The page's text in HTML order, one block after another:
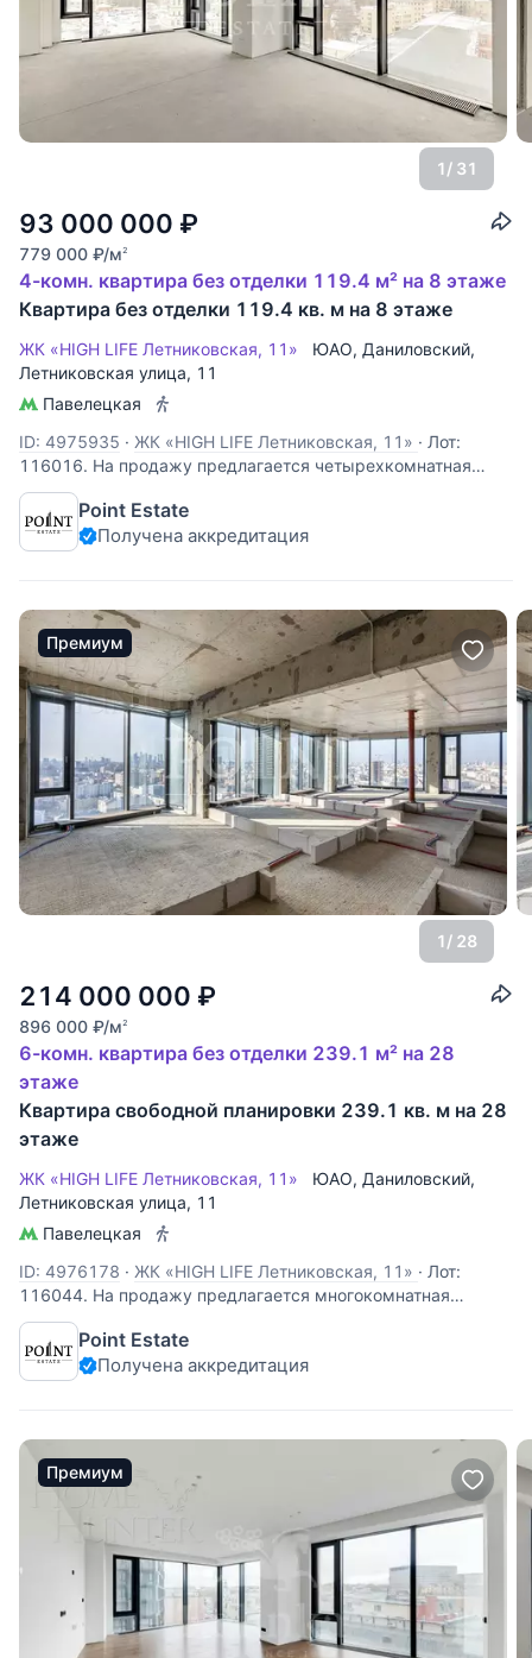
1/ 31
93 000 000 ₽
779 000 ₽/м2
4-комн. квартира без отделки 119.4 м² на 8 этаже
Квартира без отделки 119.4 кв. м на 8 этаже
ЖК «HIGH LIFE Летниковская, 11» ЮАО, Даниловский,
Летниковская улица, 11
Павелецкая
ID: 4975935 · ЖК «HIGH LIFE Летниковская, 11» · Лот:
116016. На продажу предлагается четырехкомнатная
квартира, площадью 119,4 кв.м., в комплексе премиум-
класса "High Life". Квартира под чистовую отделку,
расположена на 8 этаже корпуса К1 Soul Tower. Корпус
Point Estate
Получена аккредитация
Премиум
1/ 28
214 000 000 ₽
896 000 ₽/м2
6-комн. квартира без отделки 239.1 м² на 28
этаже
Квартира свободной планировки 239.1 кв. м на 28
этаже
ЖК «HIGH LIFE Летниковская, 11» ЮАО, Даниловский,
Летниковская улица, 11
Павелецкая
ID: 4976178 · ЖК «HIGH LIFE Летниковская, 11» · Лот:
116044. На продажу предлагается многокомнатная
квартира, площадью 239 кв.м., в комплексе премиум-
класса "High Life". Квартира без отделки, расположена на
28 этаже корпуса К1 Soul Tower. Корпус сдан, ключи на
Point Estate
Получена аккредитация
Премиум